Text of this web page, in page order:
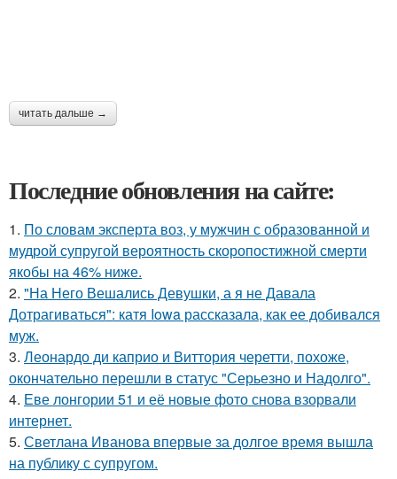
читать дальше →
Последние обновления на сайте:
1. По словам эксперта воз, у мужчин с образованной и
мудрой супругой вероятность скоропостижной смерти
якобы на 46% ниже.
2. "На Него Вешались Девушки, а я не Давала
Дотрагиваться": катя Iowa рассказала, как ее добивался
муж.
3. Леонардо ди каприо и Виттория черетти, похоже,
окончательно перешли в статус "Серьезно и Надолго".
4. Еве лонгории 51 и её новые фото снова взорвали
интернет.
5. Светлана Иванова впервые за долгое время вышла
на публику с супругом.